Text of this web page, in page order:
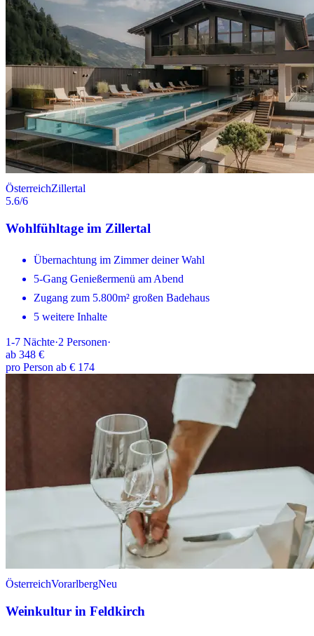
ÖsterreichZillertal
5.6/6
Wohlfühltage im Zillertal
Übernachtung im Zimmer deiner Wahl
5-Gang Genießermenü am Abend
Zugang zum 5.800m² großen Badehaus
5 weitere Inhalte
1-7 Nächte·2 Personen·
ab 348 €
pro Person ab € 174
ÖsterreichVorarlbergNeu
Weinkultur in Feldkirch